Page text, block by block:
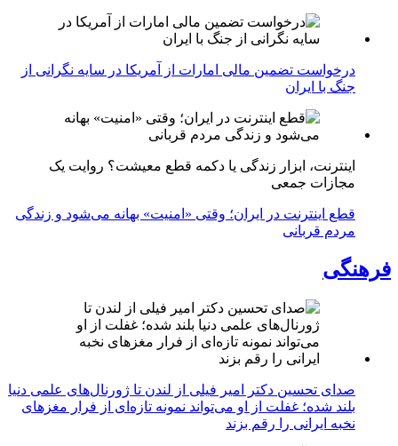
درخواست تضمین مالی امارات از آمریکا در سایه نگرانی از
جنگ با ایران
اینترنت، ابزار زندگی یا دکمه قطع معیشت؟ روایت یک
مجازات جمعی
قطع اینترنت در ایران؛ وقتی «امنیت» بهانه می‌شود و زندگی
مردم قربانی
فرهنگی
صدای تحسین دکتر امیر فیلی از لندن تا ژورنال‌های علمی دنیا
بلند شده؛ غفلت از او می‌تواند نمونه تازه‌ای از فرار مغزهای
نخبه ایرانی را رقم بزند